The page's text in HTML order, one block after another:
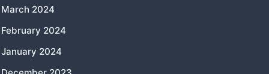
March 2024
February 2024
January 2024